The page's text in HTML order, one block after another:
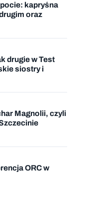
kapryśna
oraz
drugie w Test
siostry i
Magnolii, czyli
ORC w